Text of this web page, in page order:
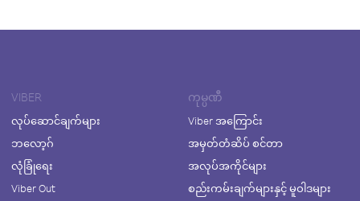
VIBER
လုပ်ဆောင်ချက်များ
ဘလော့ဂ်
လုံခြုံရေး
Viber Out
ကုမ္ပဏီ
Viber အကြောင်း
အမှတ်တံဆိပ် စင်တာ
အလုပ်အကိုင်များ
စည်းကမ်းချက်များနှင့် မူဝါဒများ